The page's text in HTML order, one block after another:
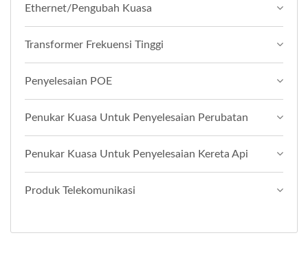
Ethernet/Pengubah Kuasa
Transformer Frekuensi Tinggi
Penyelesaian POE
Penukar Kuasa Untuk Penyelesaian Perubatan
Penukar Kuasa Untuk Penyelesaian Kereta Api
Produk Telekomunikasi